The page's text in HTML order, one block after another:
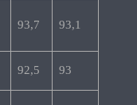
93,7 93,1
92,5 93